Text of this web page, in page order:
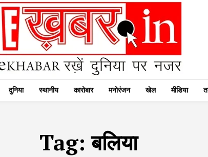
दुनिया स्थानीय कारोबार मनोरंजन खेल मीडिया
Tag:बलिया